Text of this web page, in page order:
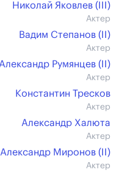
Николай Яковлев (III)
Актер
Вадим Степанов (II)
Актер
Александр Румянцев (II)
Актер
Константин Тресков
Актер
Александр Халюта
Актер
Александр Миронов (II)
Актер